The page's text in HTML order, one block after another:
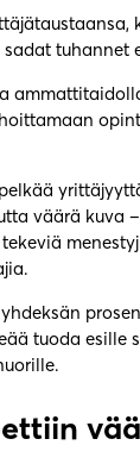
tuhannet
väärä kuva
tuoda esille